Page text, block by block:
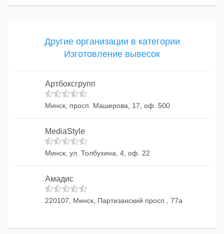
Другие организации в категории
Изготовление вывесок
Артбоксгрупп
Минск, просп. Машерова, 17, оф. 500
MediaStyle
Минск, ул. Толбухина, 4, оф. 22
Амадис
220107, Минск, Партизанский просп., 77а